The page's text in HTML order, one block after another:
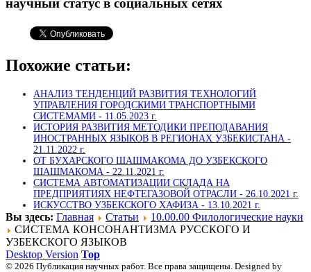
научный статус в социальных сетях
Похожие статьи:
АНАЛИЗ ТЕНДЕНЦИЙ РАЗВИТИЯ ТЕХНОЛОГИЙ
УПРАВЛЕНИЯ ГОРОДСКИМИ ТРАНСПОРТНЫМИ
СИСТЕМАМИ - 11.05.2023 г.
ИСТОРИЯ РАЗВИТИЯ МЕТОДИКИ ПРЕПОДАВАНИЯ
ИНОСТРАННЫХ ЯЗЫКОВ В РЕГИОНАХ УЗБЕКИСТАНА -
21.11.2022 г.
ОТ БУХАРСКОГО ШАШМАКОМА ДО УЗБЕКСКОГО
ШАШМАКОМА - 22.11.2021 г.
СИСТЕМА АВТОМАТИЗАЦИИ СКЛАДА НА
ПРЕДПРИЯТИЯХ НЕФТЕГАЗОВОЙ ОТРАСЛИ - 26.10.2021 г.
ИСКУССТВО УЗБЕКСКОГО ХАФИЗА - 13.10.2021 г.
Вы здесь: Главная Статьи
10.00.00 Филологические науки
СИСТЕМА КОНСОНАНТИЗМА РУССКОГО И
УЗБЕКСКОГО ЯЗЫКОВ
Desktop Version Top
© 2026 Публикация научных работ. Все права защищены. Designed by